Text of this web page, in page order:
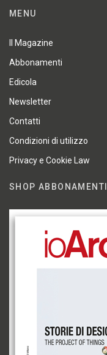
MENU
Il Magazine
Abbonamenti
Edicola
Newsletter
Contatti
Condizioni di utilizzo
Privacy e Cookie Law
SHOP ABBONAMENTI